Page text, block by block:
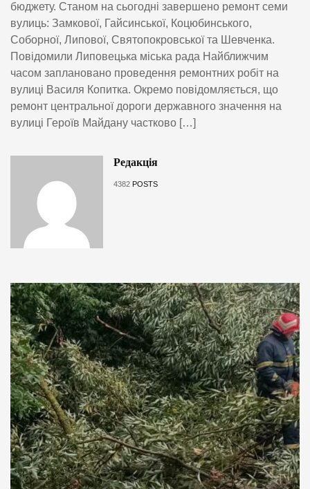
бюджету. Станом на сьогодні завершено ремонт семи
вулиць: Замкової, Гайсинської, Коцюбинського,
Соборної, Липової, Святопокровської та Шевченка.
Повідомили Липовецька міська рада Найближчим
часом заплановано проведення ремонтних робіт на
вулиці Василя Копитка. Окремо повідомляється, що
ремонт центральної дороги державного значення на
вулиці Героїв Майдану частково […]
Редакція
4382 POSTS